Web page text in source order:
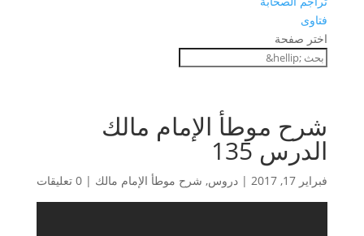
فتاوى
اختر صفحة
شرح موطأ الإمام مالك
الدرس 135
فبراير 17, 2017 | دروس, شرح موطأ الإمام مالك | 0 تعليقات